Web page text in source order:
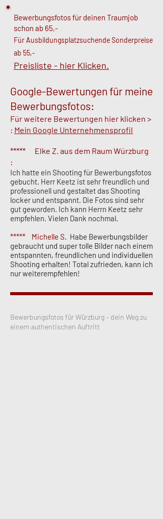
Bewerbungsfotos für deinen Traumjob
schon ab 65,-
Für Ausbildungsplatzsuchende Sonderpreise
ab 55,-
Preisliste - hier Klicken.
Google-Bewertungen für meine
Bewerbungsfotos:
Für weitere Bewertungen hier klicken >
: Mein Google Unternehmensprofil
***** Elke Z. aus dem Raum Würzburg
:
Ich hatte ein Shooting für Bewerbungsfotos
gebucht. Herr Keetz ist sehr freundlich und
professionell und gestaltet das Shooting
locker und entspannt. Die Fotos sind sehr
gut geworden. Ich kann Herrn Keetz sehr
empfehlen. Vielen Dank nochmal.
***** ​Michelle S. Habe Bewerbungsbilder
gebraucht und super tolle Bilder nach einem
entspannten, freundlichen und individuellen
Shooting erhalten! Total zufrieden, kann ich
nur weiterempfehlen!
Bewerbungsfotos für Würzburg – dein Weg zu
einem authentischen Auftritt